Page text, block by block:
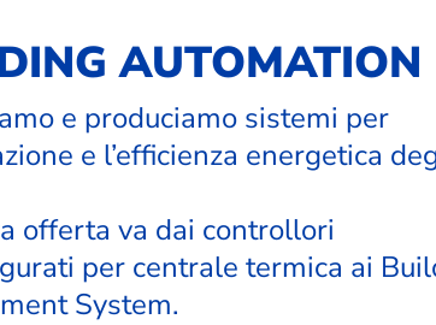
AUTOMATION
e produciamo sistemi per
e l’efficienza energetica
offerta va dai controllori
per centrale termica ai
System.